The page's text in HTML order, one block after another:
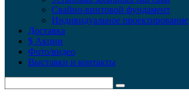
Свайно-винтовой фундамент
Индивидуальное проектирование
Доставка
$ Акции
Фото/видео
Выставки и контакты